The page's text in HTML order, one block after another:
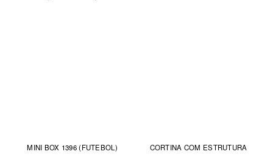
MINI BOX 1396 (FUTEBOL) CORTINA COM ESTRUTURA